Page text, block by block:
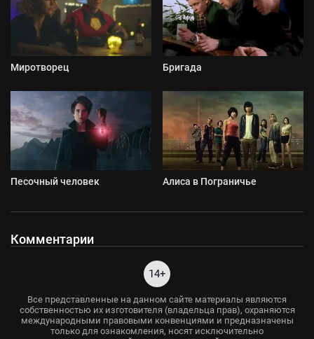
Миротворец Бригада
Песочный человек Алиса в Пограничье
Комментарии
14+
Все представленные на данном сайте материалы являются
собственностью их изготовителя (владельца прав), охраняются
международными правовыми конвенциями и предназначены
только для ознакомления, носят исключительно